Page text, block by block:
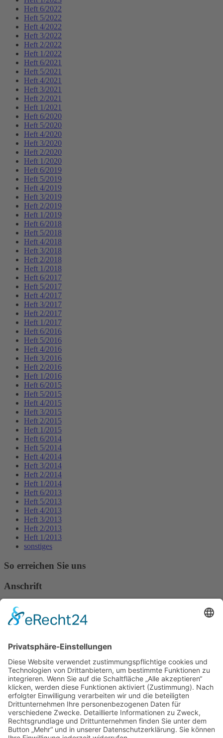
Heft 6/2022
Heft 5/2022
Heft 4/2022
Heft 3/2022
Heft 2/2022
Heft 1/2022
Heft 6/2021
Heft 5/2021
Heft 4/2021
Heft 3/2021
Heft 2/2021
Heft 1/2021
Heft 6/2020
Heft 5/2020
Heft 4/2020
Heft 3/2020
Heft 2/2020
Heft 1/2020
Heft 6/2019
Heft 5/2019
Heft 4/2019
Heft 3/2019
Heft 2/2019
Heft 1/2019
Heft 6/2018
Heft 5/2018
Heft 4/2018
Heft 3/2018
Heft 2/2018
Heft 1/2018
Heft 6/2017
Heft 5/2017
Heft 4/2017
Heft 3/2017
Heft 2/2017
Heft 1/2017
Heft 6/2016
Heft 5/2016
Heft 4/2016
Heft 3/2016
Heft 2/2016
Heft 1/2016
Heft 6/2015
Heft 5/2015
Heft 4/2015
Heft 3/2015
Heft 2/2015
Heft 1/2015
Heft 6/2014
Heft 5/2014
Heft 4/2014
Heft 3/2014
Heft 2/2014
Heft 1/2014
Heft 6/2013
Heft 5/2013
Heft 4/2013
Heft 3/2013
Heft 2/2013
Heft 1/2013
sonstiges
So erreichen Sie uns
Anschrift
Verband Deutscher Tierheilpraktiker e.V.
Verbandsverwaltung
Am Rosenbraken 12
E-Mail
Diese E-Mail-Adresse ist vor Spambots geschützt! Zur Anzeige
muss JavaScript eingeschaltet sein!
Diese E-Mail-Adresse ist vor Spambots geschützt! Zur Anzeige
muss JavaScript eingeschaltet sein!
Telefon Service-Team